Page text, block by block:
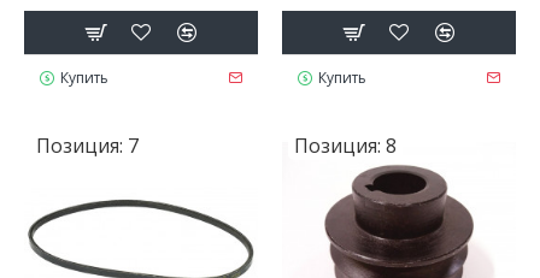
Купить Купить
Позиция: 7 Позиция: 8